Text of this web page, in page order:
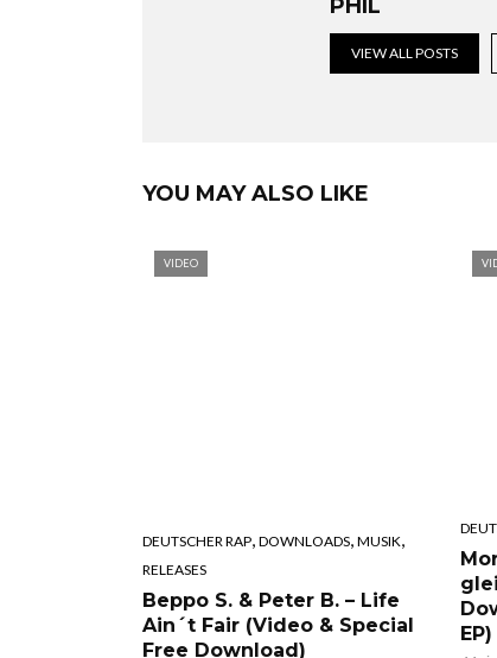
PHIL
VIEW ALL POSTS
YOU MAY ALSO LIKE
VIDEO
DEUTSCHER RAP, DOWNLOADS, MUSIK,
RELEASES
Beppo S. & Peter B. – Life
Ain´t Fair (Video & Special
Free Download)
EP)